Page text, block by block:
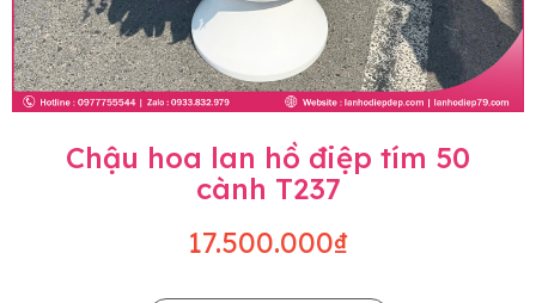
Chậu hoa lan hồ điệp tím 50
cành T237
17.500.000₫